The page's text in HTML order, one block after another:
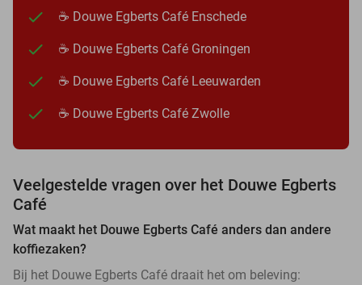
☕ Douwe Egberts Café Enschede
☕ Douwe Egberts Café Groningen
☕ Douwe Egberts Café Leeuwarden
☕ Douwe Egberts Café Zwolle
Veelgestelde vragen over het Douwe Egberts
Café
Wat maakt het Douwe Egberts Café anders dan andere
koffiezaken?
Bij het Douwe Egberts Café draait het om beleving: